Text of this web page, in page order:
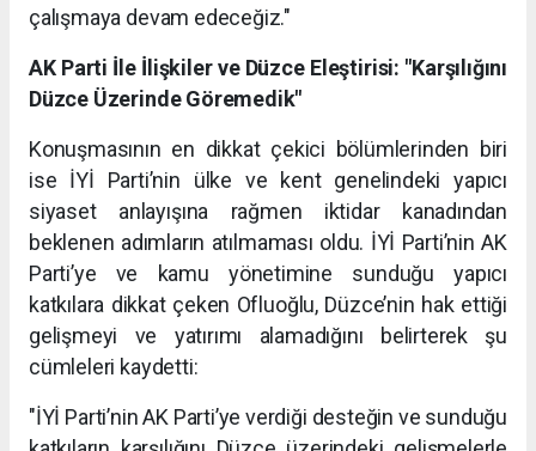
çalışmaya devam edeceğiz."
AK Parti İle İlişkiler ve Düzce Eleştirisi: "Karşılığını
Düzce Üzerinde Göremedik"
Konuşmasının en dikkat çekici bölümlerinden biri
ise İYİ Parti’nin ülke ve kent genelindeki yapıcı
siyaset anlayışına rağmen iktidar kanadından
beklenen adımların atılmaması oldu. İYİ Parti’nin AK
Parti’ye ve kamu yönetimine sunduğu yapıcı
katkılara dikkat çeken Ofluoğlu, Düzce’nin hak ettiği
gelişmeyi ve yatırımı alamadığını belirterek şu
cümleleri kaydetti:
"İYİ Parti’nin AK Parti’ye verdiği desteğin ve sunduğu